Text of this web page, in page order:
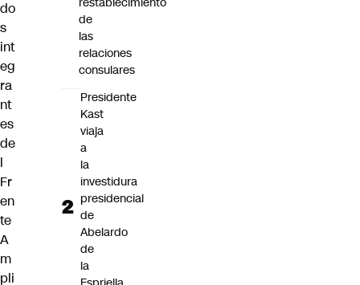
do
s
int
eg
ra
nt
es
de
l
Fr
en
te
A
m
pli
de
las
relaciones
consulares
Presidente
Kast
viaja
a
la
investidura
presidencial
de
Abelardo
de
la